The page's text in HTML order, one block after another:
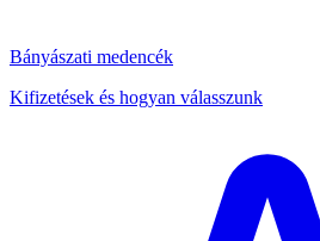
Bányászati medencék
Kifizetések és hogyan válasszunk